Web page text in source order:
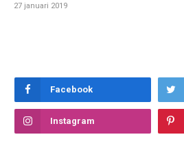
27 januari 2019
Facebook
Instagram